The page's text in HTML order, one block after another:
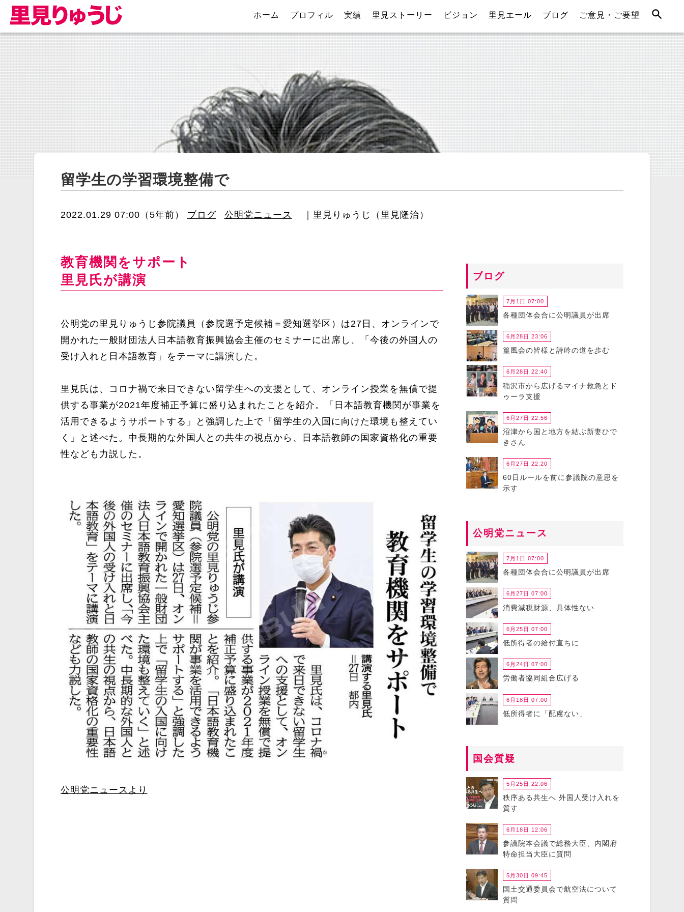
ホーム プロフィル 実績 里見ストーリー ビジョン 里見エール ブログ ご意見・ご要望
留学生の学習環境整備で
2022.01.29 07:00（5年前） ブログ 公明党ニュース ｜里見りゅうじ（里見隆治）
教育機関をサポート
里見氏が講演
公明党の里見りゅうじ参院議員（参院選予定候補＝愛知選挙区）は27日、オンラインで
開かれた一般財団法人日本語教育振興協会主催のセミナーに出席し、「今後の外国人の
受け入れと日本語教育」をテーマに講演した。
里見氏は、コロナ禍で来日できない留学生への支援として、オンライン授業を無償で提
供する事業が2021年度補正予算に盛り込まれたことを紹介。「日本語教育機関が事業を
活用できるようサポートする」と強調した上で「留学生の入国に向けた環境も整えてい
く」と述べた。中長期的な外国人との共生の視点から、日本語教師の国家資格化の重要
性なども力説した。
公明党ニュースより
ブログ
7月1日 07:00
各種団体会合に公明議員が出席
6月28日 23:06
篁風会の皆様と詩吟の道を歩む
6月28日 22:40
稲沢市から広げるマイナ救急とド
ゥーラ支援
6月27日 22:56
沼津から国と地方を結ぶ新妻ひで
きさん
6月27日 22:20
60日ルールを前に参議院の意思を
示す
公明党ニュース
7月1日 07:00
各種団体会合に公明議員が出席
6月27日 07:00
消費減税財源、具体性ない
6月25日 07:00
低所得者の給付直ちに
6月24日 07:00
労働者協同組合広げる
6月18日 07:00
低所得者に「配慮ない」
国会質疑
5月25日 22:06
秩序ある共生へ 外国人受け入れを
質す
6月18日 12:06
参議院本会議で総務大臣、内閣府
特命担当大臣に質問
5月30日 09:45
国土交通委員会で航空法について
質問